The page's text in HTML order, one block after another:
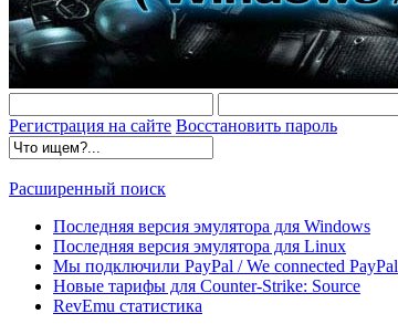
Регистрация на сайте Восстановить пароль
Расширенный поиск
Последняя версия эмулятора для Windows
Последняя версия эмулятора для Linux
Мы подключили PayPal / We connected PayPal
Новые тарифы для Counter-Strike: Source
RevEmu статистика